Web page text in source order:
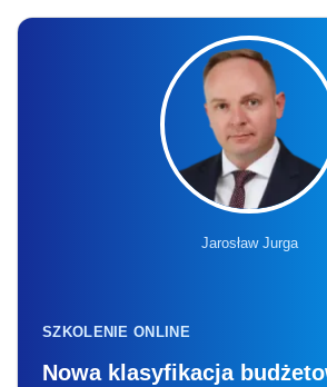
Jarosław Jurga
SZKOLENIE ONLINE
Nowa klasyfikacja